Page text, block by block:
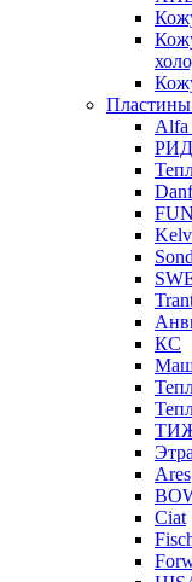
Пластины
Alfa
КС
Этра
Ares
Ciat